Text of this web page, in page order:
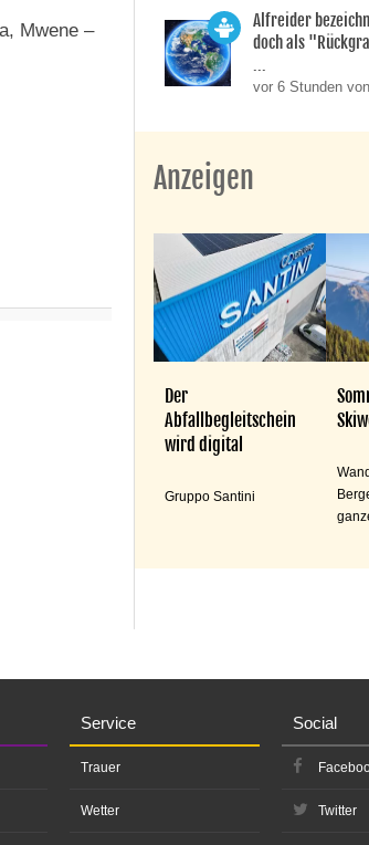
Mwene –
Alfreider
doch als
...
vor 6 Stunden
Anzeigen
Der
Abfallbegleitschein
wird digital
Gruppo Santini
Service
Trauer
Wetter
Social
Twitter